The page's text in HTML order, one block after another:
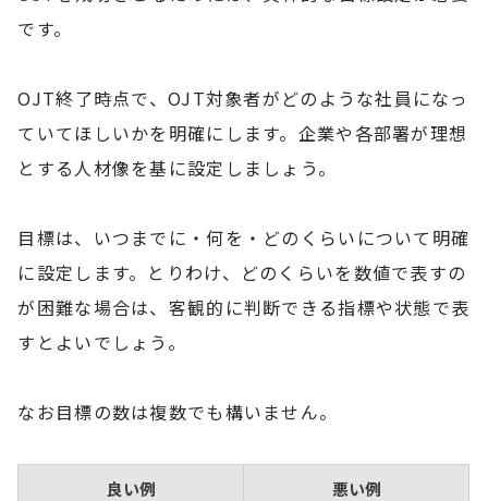
です。
OJT終了時点で、OJT対象者がどのような社員になっ
ていてほしいかを明確にします。企業や各部署が理想
とする人材像を基に設定しましょう。
目標は、いつまでに・何を・どのくらいについて明確
に設定します。とりわけ、どのくらいを数値で表すの
が困難な場合は、客観的に判断できる指標や状態で表
すとよいでしょう。
なお目標の数は複数でも構いません。
良い例 悪い例